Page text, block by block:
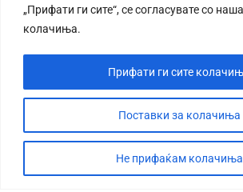
„Прифати ги сите“, се согласувате со
колачиња.
Поставки за колачиња
Не прифаќам колачиња
Прифати ги сите
СТОРИЈА
ДЕБАТА